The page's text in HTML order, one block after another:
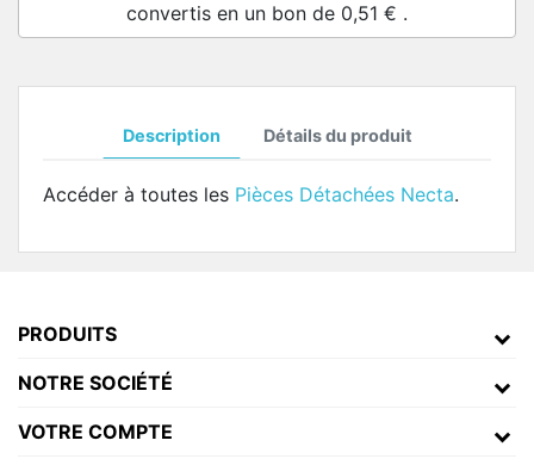
convertis en un bon de 0,51 € .
Description Détails du produit
Accéder à toutes les Pièces Détachées Necta.
PRODUITS
NOTRE SOCIÉTÉ
VOTRE COMPTE